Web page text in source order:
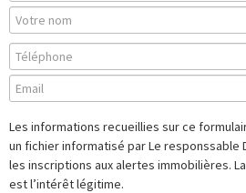
Les informations recueillies sur ce
un fichier informatisé par Le responssable
les inscriptions aux alertes immobilières.
est l’intérêt légitime.